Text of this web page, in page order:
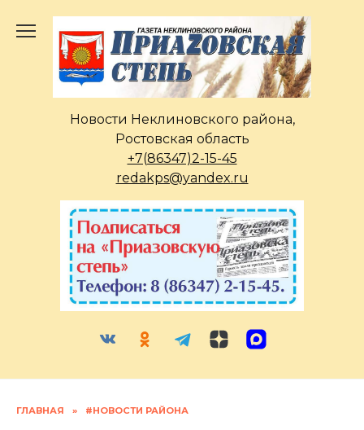
содержанию
Новости Неклиновского района,
Ростовская область
+7(86347)2-15-45
redakps@yandex.ru
ГЛАВНАЯ » #НОВОСТИ РАЙОНА